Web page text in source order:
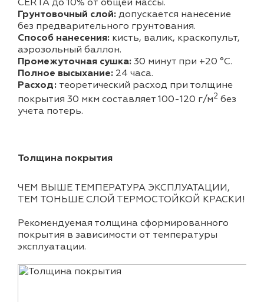
CERTA до 10% от общей массы.
Грунтовочный слой: допускается нанесение
без предварительного грунтования.
Способ нанесения: кисть, валик, краскопульт,
аэрозольный баллон.
Промежуточная сушка: 30 минут при +20 °С.
Полное высыхание: 24 часа.
Расход: теоретический расход при толщине
покрытия 30 мкм составляет 100-120 г/м2 без
учета потерь.
Толщина покрытия
ЧЕМ ВЫШЕ ТЕМПЕРАТУРА ЭКСПЛУАТАЦИИ,
ТЕМ ТОНЬШЕ СЛОЙ ТЕРМОСТОЙКОЙ КРАСКИ!
Рекомендуемая толщина сформированного
покрытия в зависимости от температуры
эксплуатации.